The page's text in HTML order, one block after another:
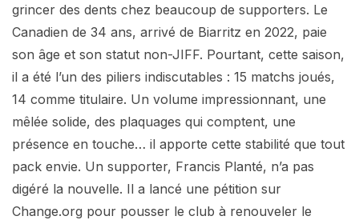
grincer des dents chez beaucoup de supporters. Le
Canadien de 34 ans, arrivé de Biarritz en 2022, paie
son âge et son statut non-JIFF. Pourtant, cette saison,
il a été l’un des piliers indiscutables : 15 matchs joués,
14 comme titulaire. Un volume impressionnant, une
mêlée solide, des plaquages qui comptent, une
présence en touche… il apporte cette stabilité que tout
pack envie. Un supporter, Francis Planté, n’a pas
digéré la nouvelle. Il a lancé une pétition sur
Change.org pour pousser le club à renouveler le